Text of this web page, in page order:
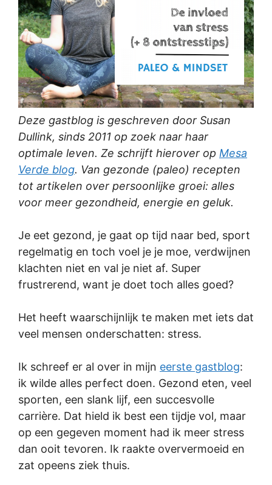
Deze gastblog is geschreven door Susan
Dullink, sinds 2011 op zoek naar haar
optimale leven. Ze schrijft hierover op Mesa
Verde blog. Van gezonde (paleo) recepten
tot artikelen over persoonlijke groei: alles
voor meer gezondheid, energie en geluk.
Je eet gezond, je gaat op tijd naar bed, sport
regelmatig en toch voel je je moe, verdwijnen
klachten niet en val je niet af. Super
frustrerend, want je doet toch alles goed?
Het heeft waarschijnlijk te maken met iets dat
veel mensen onderschatten: stress.
Ik schreef er al over in mijn eerste gastblog:
ik wilde alles perfect doen. Gezond eten, veel
sporten, een slank lijf, een succesvolle
carrière. Dat hield ik best een tijdje vol, maar
op een gegeven moment had ik meer stress
dan ooit tevoren. Ik raakte oververmoeid en
zat opeens ziek thuis.